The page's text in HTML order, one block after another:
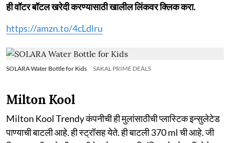
ही वॉटर बॉटल खरेदी करण्यासाठी खालील लिंकवर क्लिक करा.
https://amzn.to/4cLdlru
SOLARA Water Bottle for Kids SAKAL PRIME DEALS
Milton Kool
Milton Kool Trendy कंपनीची ही मुलांसाठीची प्लास्टिक इन्सुलेटेड
पाण्याची बाटली आहे. ही स्ट्रॉसह येते. ही बाटली 370 ml ची आहे. जी